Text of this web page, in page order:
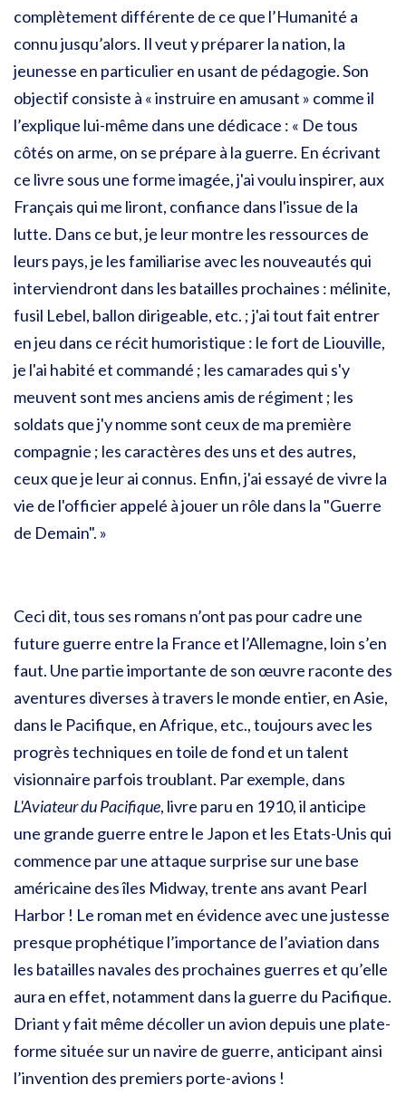
complètement différente de ce que l’Humanité a
connu jusqu’alors. Il veut y préparer la nation, la
jeunesse en particulier en usant de pédagogie. Son
objectif consiste à « instruire en amusant » comme il
l’explique lui-même dans une dédicace : « De tous
côtés on arme, on se prépare à la guerre. En écrivant
ce livre sous une forme imagée, j'ai voulu inspirer, aux
Français qui me liront, confiance dans l'issue de la
lutte. Dans ce but, je leur montre les ressources de
leurs pays, je les familiarise avec les nouveautés qui
interviendront dans les batailles prochaines : mélinite,
fusil Lebel, ballon dirigeable, etc. ; j'ai tout fait entrer
en jeu dans ce récit humoristique : le fort de Liouville,
je l'ai habité et commandé ; les camarades qui s'y
meuvent sont mes anciens amis de régiment ; les
soldats que j'y nomme sont ceux de ma première
compagnie ; les caractères des uns et des autres,
ceux que je leur ai connus. Enfin, j'ai essayé de vivre la
vie de l'officier appelé à jouer un rôle dans la "Guerre
de Demain". »
Ceci dit, tous ses romans n’ont pas pour cadre une
future guerre entre la France et l’Allemagne, loin s’en
faut. Une partie importante de son œuvre raconte des
aventures diverses à travers le monde entier, en Asie,
dans le Pacifique, en Afrique, etc., toujours avec les
progrès techniques en toile de fond et un talent
visionnaire parfois troublant. Par exemple, dans
L'Aviateur du Pacifique, livre paru en 1910, il anticipe
une grande guerre entre le Japon et les Etats-Unis qui
commence par une attaque surprise sur une base
américaine des îles Midway, trente ans avant Pearl
Harbor ! Le roman met en évidence avec une justesse
presque prophétique l’importance de l’aviation dans
les batailles navales des prochaines guerres et qu’elle
aura en effet, notamment dans la guerre du Pacifique.
Driant y fait même décoller un avion depuis une plate-
forme située sur un navire de guerre, anticipant ainsi
l’invention des premiers porte-avions !